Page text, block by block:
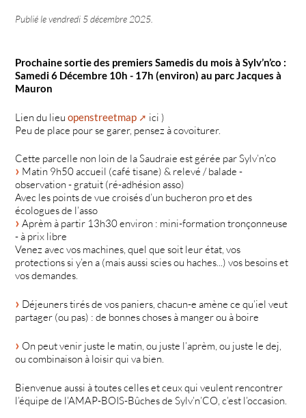
Publié levendredi 5 décembre 2025
Prochaine sortie des premiers Samedis du mois à Sylv’n’co :
Samedi 6 Décembre 10h - 17h (environ) au parc Jacques à
Mauron
Lien du lieuopenstreetmap
ici )
Peu de place pour se garer, pensez à covoiturer.
Cette parcelle non loin de la Saudraie est gérée par Sylv’n’co
Matin 9h50 accueil (café tisane) & relevé / balade -
observation - gratuit (ré-adhésion asso)
Avec les points de vue croisés d’un bucheron pro et des
écologues de l’asso
Aprèm à partir 13h30 environ : mini-formation tronçonneuse
- à prix libre
Venez avec vos machines, quel que soit leur état, vos
protections si y’en a (mais aussi scies ou haches...) vos besoins et
vos demandes.
Déjeuners tirés de vos paniers, chacun-e amène ce qu’iel veut
partager (ou pas) : de bonnes choses à manger ou à boire
On peut venir juste le matin, ou juste l’aprèm, ou juste le dej,
ou combinaison à loisir qui va bien.
Bienvenue aussi à toutes celles et ceux qui veulent rencontrer
l’équipe de l’AMAP-BOIS-Bûches de Sylv’n’CO, c’est l’occasion.